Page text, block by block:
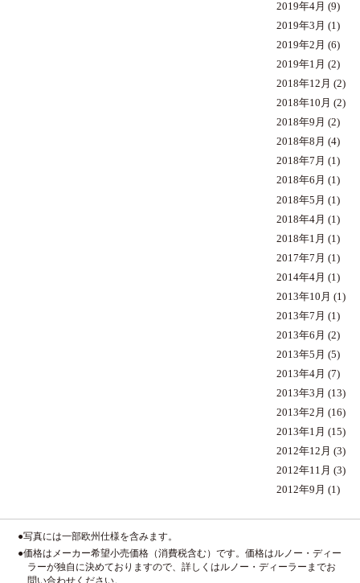
2019年4月 (9)
2019年3月 (1)
2019年2月 (6)
2019年1月 (2)
2018年12月 (2)
2018年10月 (2)
2018年9月 (2)
2018年8月 (4)
2018年7月 (1)
2018年6月 (1)
2018年5月 (1)
2018年4月 (1)
2018年1月 (1)
2017年7月 (1)
2014年4月 (1)
2013年10月 (1)
2013年7月 (1)
2013年6月 (2)
2013年5月 (5)
2013年4月 (7)
2013年3月 (13)
2013年2月 (16)
2013年1月 (15)
2012年12月 (3)
2012年11月 (3)
2012年9月 (1)
●写真には一部欧州仕様を含みます。
●価格はメーカー希望小売価格（消費税含む）です。価格はルノー・ディー
ラーが独自に決めておりますので、詳しくはルノー・ディーラーまでお
問い合わせください。